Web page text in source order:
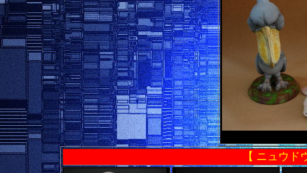
【 ニュウ